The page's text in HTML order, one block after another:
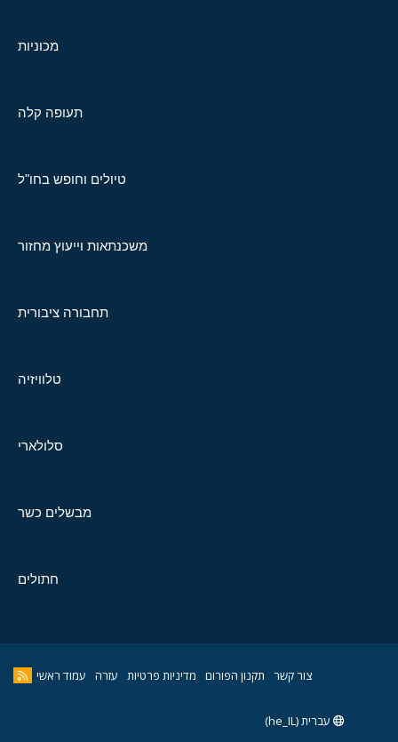
מכוניות
תעופה קלה
טיולים וחופש בחו"ל
משכנתאות וייעוץ מחזור
תחבורה ציבורית
טלוויזיה
סלולארי
מבשלים כשר
חתולים
צור קשר תקנון הפורום מדיניות פרטיות עזרה עמוד ראשי
עברית (he_IL)